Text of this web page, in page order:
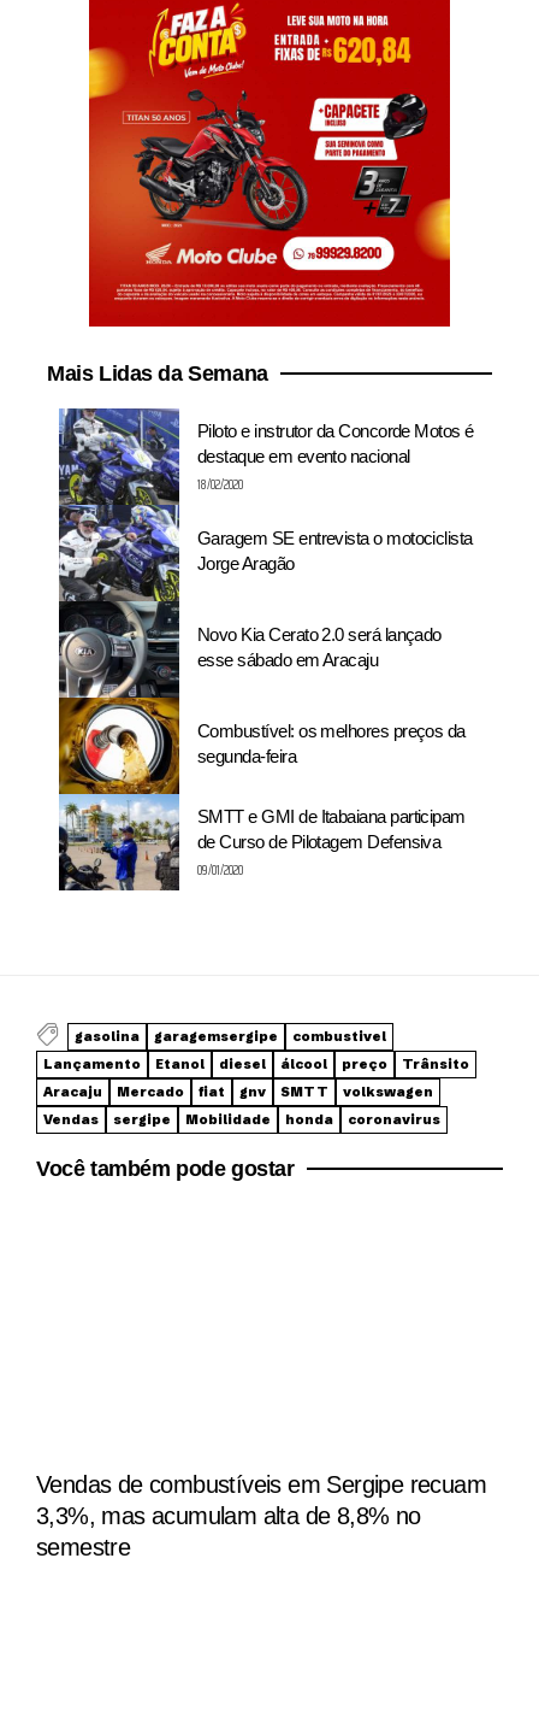
Mais Lidas da Semana
Piloto e instrutor da Concorde Motos é
destaque em evento nacional
18/02/2020
Garagem SE entrevista o motociclista
Jorge Aragão
Novo Kia Cerato 2.0 será lançado
esse sábado em Aracaju
Combustível: os melhores preços da
segunda-feira
SMTT e GMI de Itabaiana participam
de Curso de Pilotagem Defensiva
09/01/2020
gasolina garagemsergipe
combustivel
Lançamento
Etanol diesel álcool preço
Trânsito
Aracaju
Mercado fiat gnv SMTT
volkswagen
Vendas
sergipe Mobilidade honda coronavirus
Você também pode gostar
Vendas de combustíveis em Sergipe recuam
3,3%, mas acumulam alta de 8,8% no
semestre